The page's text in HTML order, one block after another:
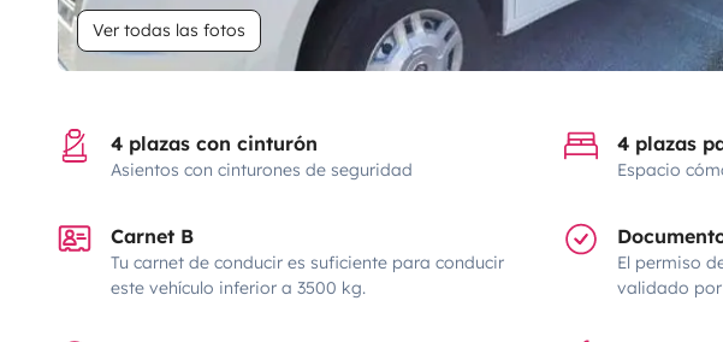
Ver todas las fotos
4 plazas con cinturón
Asientos con cinturones de seguridad
4 plazas
Espacio
Carnet B
Tu carnet de conducir es suficiente para conducir
este vehículo inferior a 3500 kg.
El permiso
validado